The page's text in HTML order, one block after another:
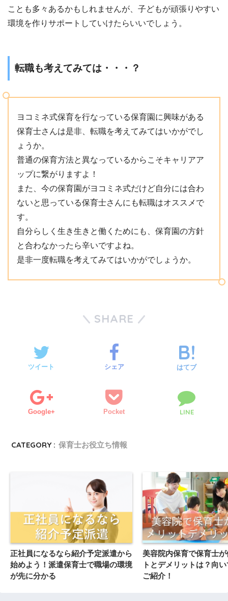
ことも多々あるかもしれませんが、子どもが頑張りやすい
環境を作りサポートしていけたらいいでしょう。
転職も考えてみては・・・？
ヨコミネ式保育を行なっている保育園に興味がある
保育士さんは是非、転職を考えてみてはいかがでし
ょうか。
普通の保育方法と異なっているからこそキャリアア
ップに繋がりますよ！
また、今の保育園がヨコミネ式だけど自分には合わ
ないと思っている保育士さんにも転職はオススメで
す。
自分らしく生き生きと働くためにも、保育園の方針
と合わなかったら辛いですよね。
是非一度転職を考えてみてはいかがでしょうか。
SHARE
ツイート シェア はてブ
Google+ Pocket LINE
CATEGORY : 保育士お役立ち情報
正社員になるなら紹介予定派遣から
始めよう！派遣保育士で職場の環境
が先に分かる
美容院内保育で保育士
トとデメリットは？向
ご紹介！